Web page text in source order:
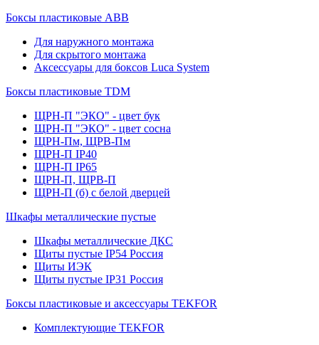
Боксы пластиковые ABB
Для наружного монтажа
Для скрытого монтажа
Аксессуары для боксов Luca System
Боксы пластиковые TDM
ЩРН-П "ЭКО" - цвет бук
ЩРН-П "ЭКО" - цвет сосна
ЩРН-Пм, ЩРВ-Пм
ЩРН-П IP40
ЩРН-П IP65
ЩРН-П, ЩРВ-П
ЩРН-П (б) с белой дверцей
Шкафы металлические пустые
Шкафы металлические ДКС
Щиты пустые IP54 Россия
Щиты ИЭК
Щиты пустые IP31 Россия
Боксы пластиковые и аксессуары TEKFOR
Комплектующие TEKFOR